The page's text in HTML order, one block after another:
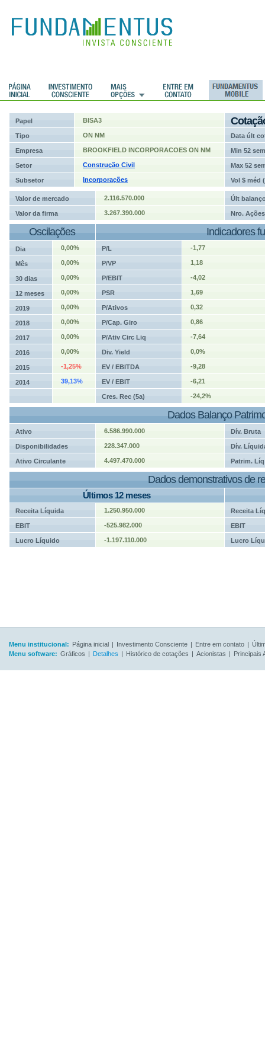
Papel BISA3
Tipo ON NM Data últ
Empresa BROOKFIELD INCORPORACOES ON NM Min 52 sem
Setor Construção Civil Max 52
Subsetor Incorporações Vol $ méd
Valor de mercado 2.116.570.000 Últ
Valor da firma 3.267.390.000 Nro. Ações
Oscilações Indicadores
Dia 0,00% P/L -1,77
Mês 0,00% P/VP 1,18
30 dias 0,00% P/EBIT -4,02
12 meses 0,00% PSR 1,69
2019 0,00% P/Ativos 0,32
2018 0,00% P/Cap. Giro 0,86
2017 0,00% P/Ativ Circ Liq -7,64
2016 0,00% Div. Yield 0,0%
2015 -1,25% EV / EBITDA -9,28
2014 39,13% EV / EBIT -6,21
Cres. Rec (5a) -24,2%
Dados Balanço
Ativo 6.586.990.000 Dív. Bruta
Disponibilidades 228.347.000 Dív.
Ativo Circulante 4.497.470.000 Patrim. Líq
Dados demonstrativos de
Últimos 12 meses
Receita Líquida 1.250.950.000 Receita
EBIT -525.982.000 EBIT
Lucro Líquido -1.197.110.000 Lucro
Menu institucional: Página inicial | Investimento Consciente | Entre em contato |
Menu software: Gráficos | Detalhes | Histórico de cotações | Acionistas | Principais